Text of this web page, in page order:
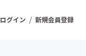
ログイン / 新規会員登録